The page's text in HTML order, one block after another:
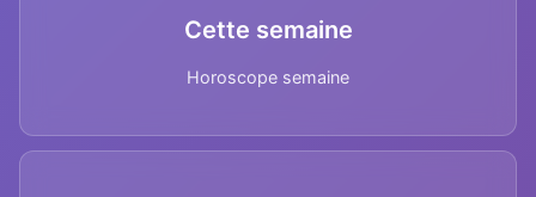
Cette semaine
Horoscope semaine